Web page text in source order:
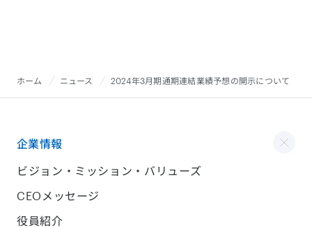
ホーム ニュース 2024年3月期通期連結業績予想の開示について
企業情報
ビジョン・ミッション・バリューズ
CEOメッセージ
役員紹介